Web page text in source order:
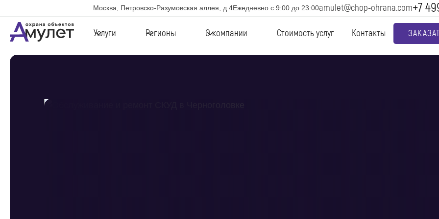
Москва, Петровско-Разумовская аллея, д.4Ежедневно с 9:00 до 23:00amulet@chop-ohrana.com+7
Услуги Регионы О компании Стоимость услуг Контакты